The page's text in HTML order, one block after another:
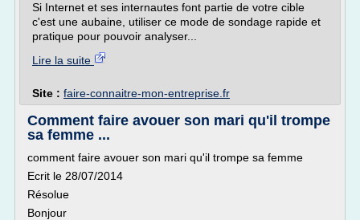
Si Internet et ses internautes font partie de votre cible
c'est une aubaine, utiliser ce mode de sondage rapide et
pratique pour pouvoir analyser...
Lire la suite
Site : faire-connaitre-mon-entreprise.fr
Comment faire avouer son mari qu'il trompe
sa femme ...
comment faire avouer son mari qu'il trompe sa femme
Ecrit le 28/07/2014
Résolue
Bonjour